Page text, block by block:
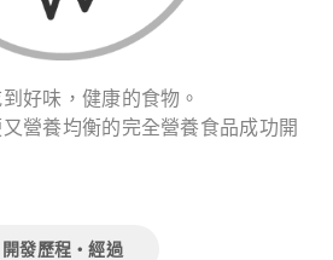
好味，健康的食物。
營養均衡的完全營養食品成功開
開發歷程・經過